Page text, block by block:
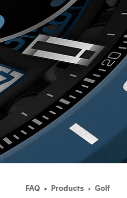
FAQ Products Golf